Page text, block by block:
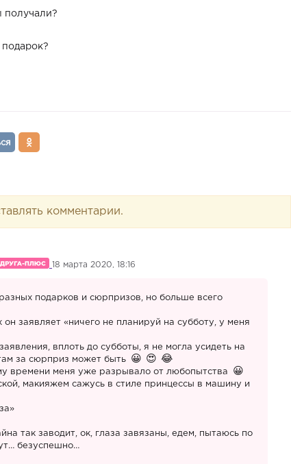
получали?
подарок?
комментарии.
18 марта 2020, 18:16
подарков и сюрпризов, но больше всего
заявляет «ничего не планируй на субботу, у меня
вплоть до субботы, я не могла усидеть на
за сюрприз может быть
времени меня уже разрывало от любопытства
макияжем сажусь в стиле принцессы в машину и
так заводит, ок, глаза завязаны, едем, пытаюсь по
безуспешно…